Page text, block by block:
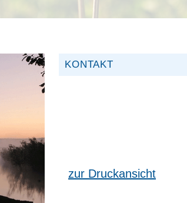
KONTAKT
zur Druckansicht